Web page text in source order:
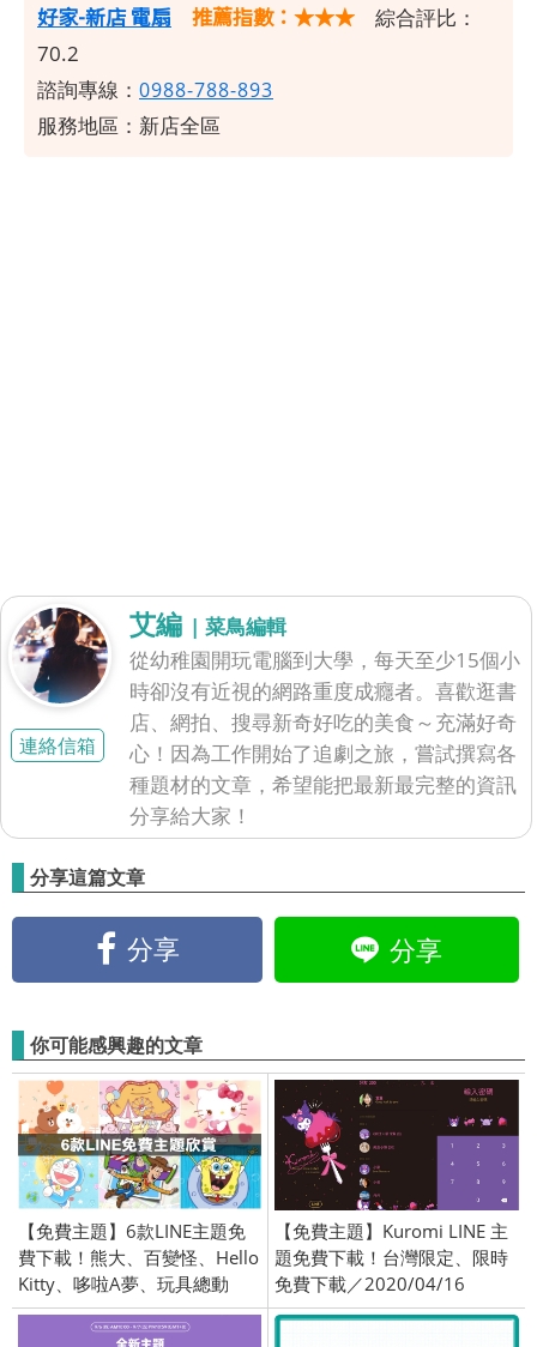
好家-新店 電扇 推薦指數：★★★ 綜合評比：
70.2
諮詢專線： 0988-788-893
服務地區：新店全區
連絡信箱
艾編 | 菜鳥編輯
從幼稚園開玩電腦到大學，每天至少15個小
時卻沒有近視的網路重度成癮者。喜歡逛書
店、網拍、搜尋新奇好吃的美食～充滿好奇
心！因為工作開始了追劇之旅，嘗試撰寫各
種題材的文章，希望能把最新最完整的資訊
分享給大家！
分享這篇文章
分享 分享
你可能感興趣的文章
【免費主題】6款LINE主題免
費下載！熊大、百變怪、Hello
Kitty、哆啦A夢、玩具總動
員、海綿寶寶，日本限定、限
時免費下載／2020/05/05
【免費主題】Kuromi LINE 主
題免費下載！台灣限定、限時
免費下載／2020/04/16